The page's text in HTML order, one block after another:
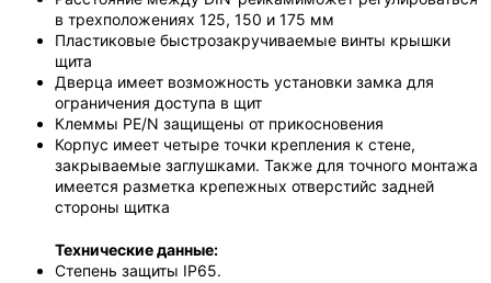
в трехположениях 125, 150 и 175 мм
Пластиковые быстрозакручиваемые винты крышки
щита
Дверца имеет возможность установки замка для
ограничения доступа в щит
Клеммы PE/N защищены от прикосновения
Корпус имеет четыре точки крепления к стене,
закрываемые заглушками. Также для точного монтажа
имеется разметка крепежных отверстийс задней
стороны щитка
Технические данные:
Степень защиты IP65.